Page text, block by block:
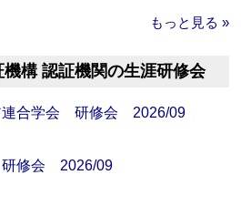
もっと見る »
構 認証機関の生涯研修会
連合学会 研修会 2026/09
修会 2026/09